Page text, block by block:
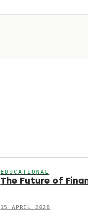
EDUCATIONAL
The Future of
15 APRIL 2026